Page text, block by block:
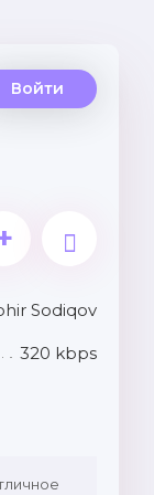
Войти
Sodiqov
320 kbps